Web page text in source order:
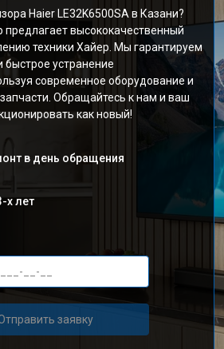
Haier LE32K6500SA в Казани?
предлагает высококачественный
техники Хайер. Мы гарантируем
быстрое устранение
современное оборудование и
Обращайтесь к нам и ваш
как новый!
в день обращения
х лет
заявку